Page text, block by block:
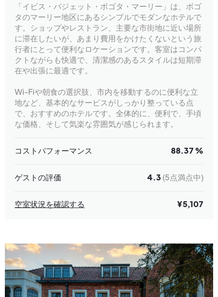
「イビス・バジェット・ボゴタ・マーリー」は、ボゴ
タのマーリー地区にあるシンプルでモダンなホテルで
す。ショップやレストラン、主要な市街地に近い場所
に滞在したいが、あまり費用をかけたくないという旅
行者にとって便利なロケーションです。客室はコンパ
クトながらも快適で、清潔感のあるスタイルは短期滞
在や出張に最適です。
Wi-Fiや朝食の選択肢、市内を移動するのに便利な立
地など、基本的なサービスがしっかり整っている点
で、おすすめのホテルです。全体的に、便利で、手頃
な価格、そして気楽な雰囲気が感じられます。
コストパフォーマンス 88.37 %
ゲストの評価 4.3 (5点満点中)
空室状況を確認する ¥5,107